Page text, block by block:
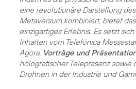
eine revolutionäre Darstellung
Metaversum kombiniert, bietet
einzigartiges Erlebnis. Es setzt
Inhalten vom Telefónica
Agora, Vorträge und
holografischer Telepräsenz sowie
Drohnen in der Industrie und